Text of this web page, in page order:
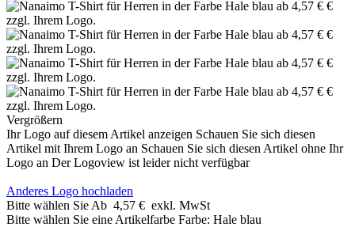
Vergrößern
Ihr Logo auf diesem Artikel anzeigen Schauen Sie sich diesen
Artikel mit Ihrem Logo an Schauen Sie sich diesen Artikel ohne Ihr
Logo an Der Logoview ist leider nicht verfügbar
Anderes Logo hochladen
Bitte wählen Sie Ab 4,57 € exkl. MwSt
Bitte wählen Sie eine Artikelfarbe Farbe: Hale blau